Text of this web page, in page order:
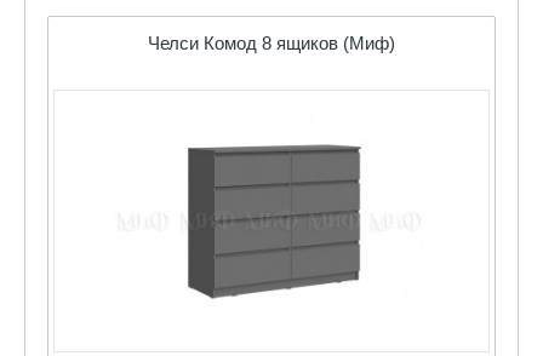
Челси Комод 8 ящиков (Миф)